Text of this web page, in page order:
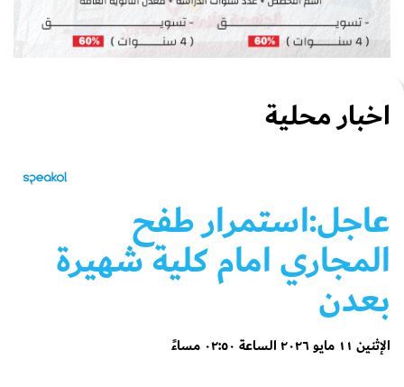
اخبار محلية
عاجل:استمرار طفح
المجاري امام كلية شهيرة
بعدن
الإثنين ١١ مايو ٢٠٢٦ الساعة ٠٢:٥٠ مساءً